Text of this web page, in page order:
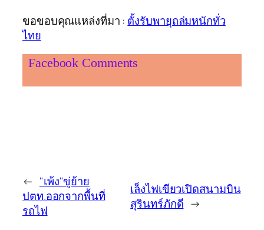
ขอขอบคุณแหล่งที่มา : ตั้งรับพายุถล่มหนักทั่ว
ไทย
Facebook Comments
← "เพ้ง"ขู่ย้าย
ปตท.ออกจากพื้นที่
รถไฟ
เล็งไฟเขียวเปิดสนามบิน
สุรินทร์ภักดี →